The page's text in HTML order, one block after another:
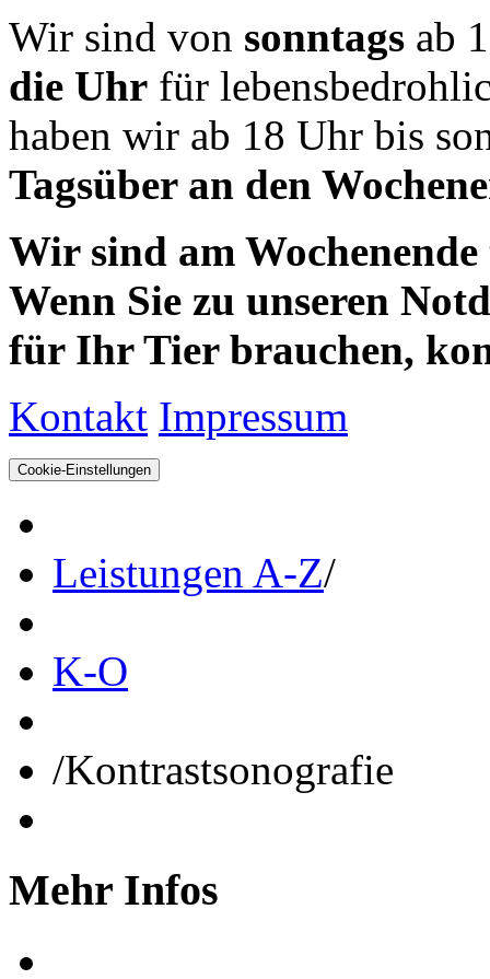
Wir sind von sonntags ab
die Uhr für
haben wir ab 18 Uhr bis
Tagsüber an den
Wir sind am
Wenn Sie zu unseren
für Ihr Tier brauchen,
Kontakt Impressum
Cookie-Einstellungen
Leistungen A-Z/
K-O
/Kontrastsonografie
Mehr Infos